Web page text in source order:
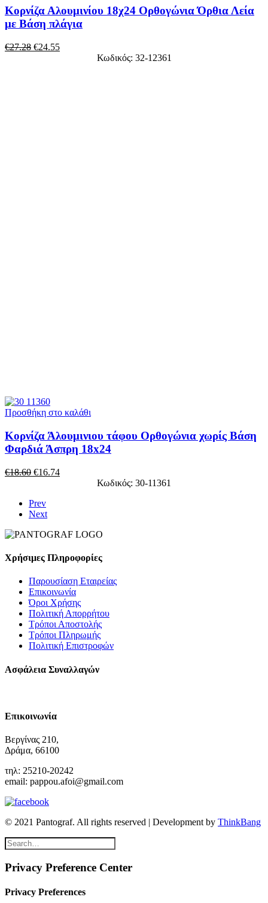
Κορνίζα Αλουμινίου 18χ24 Ορθογώνια Όρθια Λεία
με Βάση πλάγια
€27.28 €24.55
Κωδικός: 32-12361
Προσθήκη στο καλάθι
Κορνίζα Άλουμινιου τάφου Ορθογώνια χωρίς Βάση
Φαρδιά Άσπρη 18x24
€18.60 €16.74
Κωδικός: 30-11361
Prev
Next
Χρήσιμες Πληροφορίες
Παρουσίαση Εταιρείας
Επικοινωνία
Όροι Χρήσης
Πολιτική Απορρήτου
Τρόποι Αποστολής
Τρόποι Πληρωμής
Πολιτική Επιστροφών
Ασφάλεια Συναλλαγών
Επικοινωνία
Βεργίνας 210,
Δράμα, 66100
τηλ: 25210-20242
email: pappou.afoi@gmail.com
© 2021 Pantograf. All rights reserved | Development by ThinkBang
Privacy Preference Center
Privacy Preferences